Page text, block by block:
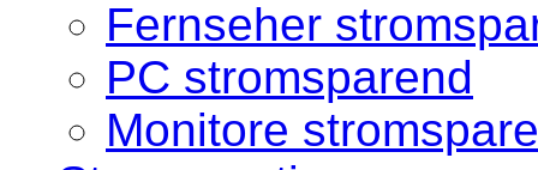
Fernseher
PC stromsparend
Monitore